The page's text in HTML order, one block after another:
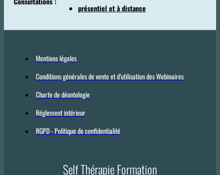
présentiel et à distance
Mentions légales
Conditions générales de vente et d’utilisation des Webinaires
Charte de déontologie
Réglement intérieur
RGPD - Politique de confidentialité
Self Thérapie Formation